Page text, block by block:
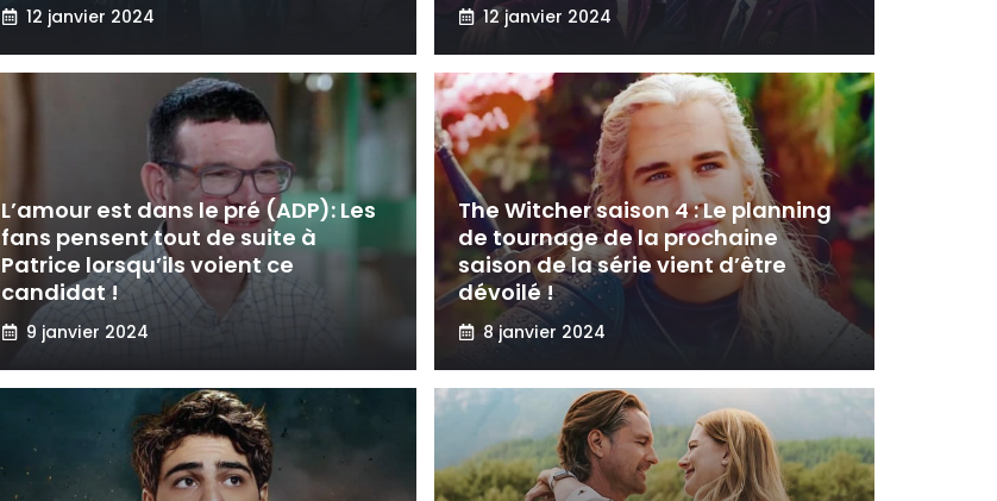
12 janvier 2024 12 janvier 2024
L’amour est dans le pré (ADP): Les
fans pensent tout de suite à
Patrice lorsqu’ils voient ce
candidat !
9 janvier 2024
The Witcher saison 4 : Le planning
de tournage de la prochaine
saison de la série vient d’être
dévoilé !
8 janvier 2024